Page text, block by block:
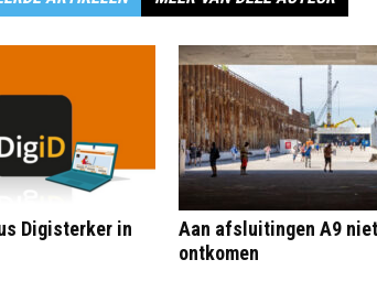
Digisterker in
Aan afsluitingen A9
ontkomen